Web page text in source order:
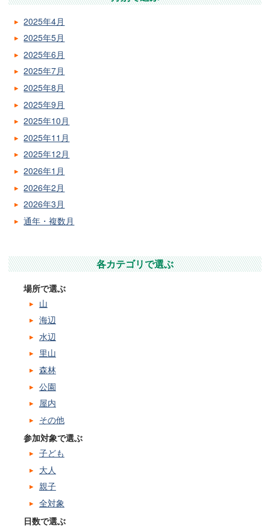
2025年4月
2025年5月
2025年6月
2025年7月
2025年8月
2025年9月
2025年10月
2025年11月
2025年12月
2026年1月
2026年2月
2026年3月
通年・複数月
各カテゴリで選ぶ
場所で選ぶ
山
海辺
水辺
里山
森林
公園
屋内
その他
参加対象で選ぶ
子ども
大人
親子
全対象
日数で選ぶ